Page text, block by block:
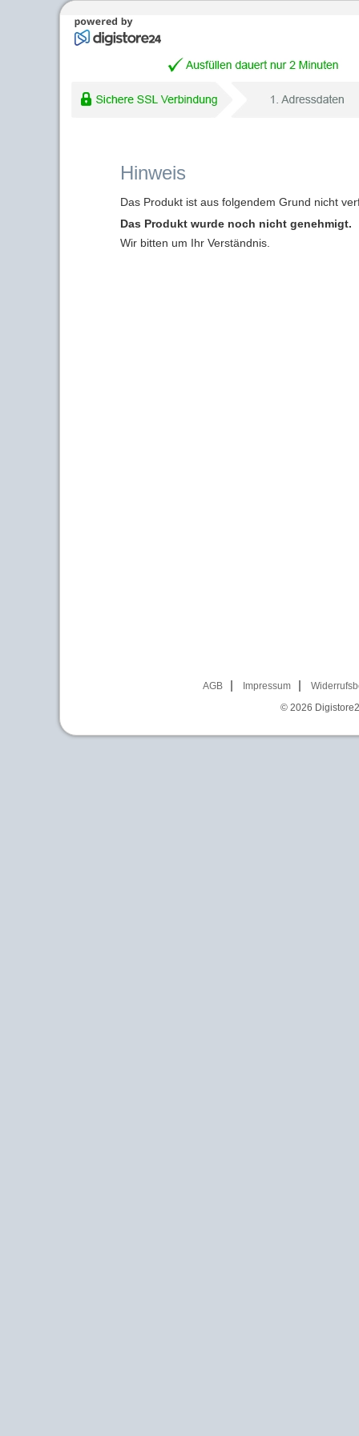
Hinweis
Das Produkt ist aus folgendem Grund nicht
Das Produkt wurde noch nicht genehmigt.
Wir bitten um Ihr Verständnis.
AGB Impressum
© 2026